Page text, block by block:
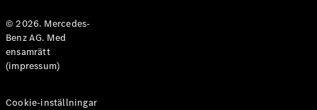
© 2026. Mercedes-
Benz AG. Med
ensamrätt
(impressum)
Cookie-inställningar